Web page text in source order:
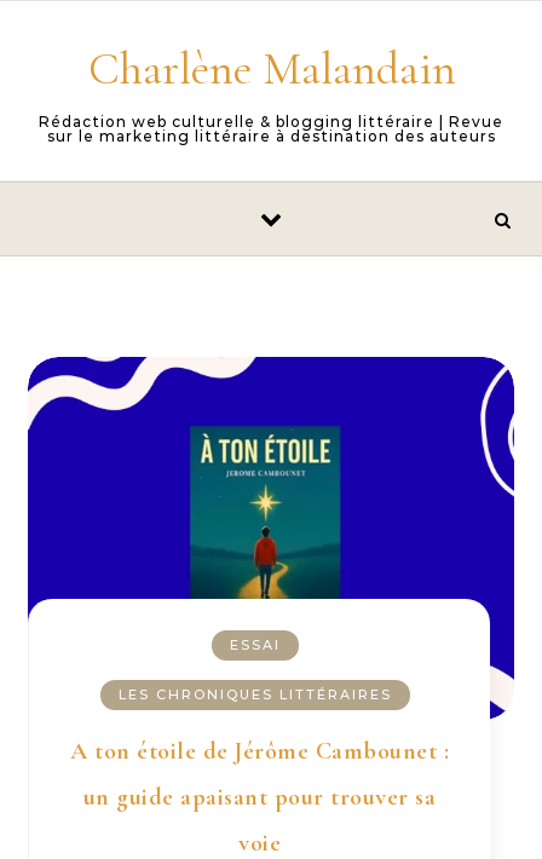
Charlène Malandain
Rédaction web culturelle & blogging littéraire | Revue
sur le marketing littéraire à destination des auteurs
ESSAI
LES CHRONIQUES LITTÉRAIRES
A ton étoile de Jérôme Cambounet :
un guide apaisant pour trouver sa
voie